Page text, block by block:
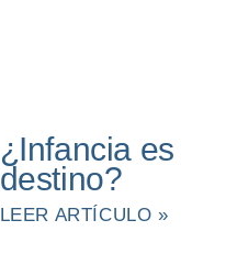
¿Infancia es
destino?
LEER ARTÍCULO »